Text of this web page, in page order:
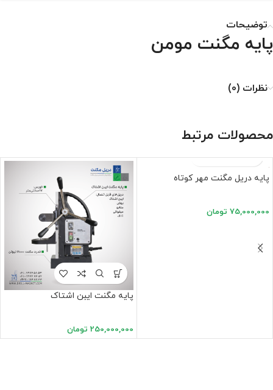
توضیحات
پایه مگنت مومن
نظرات (0)
محصولات مرتبط
پایه دریل مگنت مهر کوتاه
75,000,000 تومان
پایه مگنت ایبن اشتاک
250,000,000 تومان